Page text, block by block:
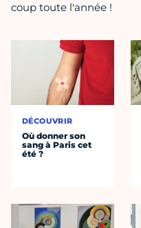
coup toute l'année !
DÉCOUVRIR
Où donner son
sang à Paris cet
été ?